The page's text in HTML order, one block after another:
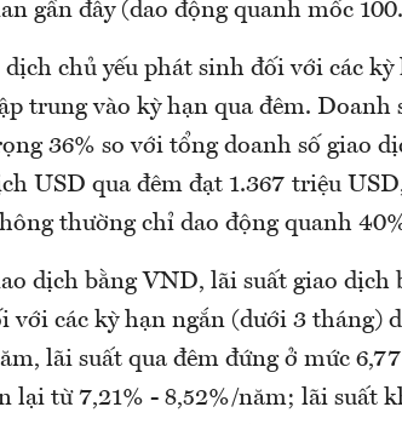
gần đây (dao động quanh mốc
chủ yếu phát sinh đối với các kỳ
trung vào kỳ hạn qua đêm. Doanh
36% so với tổng doanh số giao
USD qua đêm đạt 1.367 triệu
thường chỉ dao động quanh
dịch bằng VND, lãi suất giao dịch
với các kỳ hạn ngắn (dưới 3 tháng)
lãi suất qua đêm đứng ở mức
lại từ 7,21% - 8,52%/năm; lãi suất